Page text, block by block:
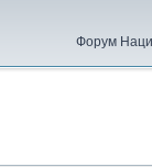
Форум